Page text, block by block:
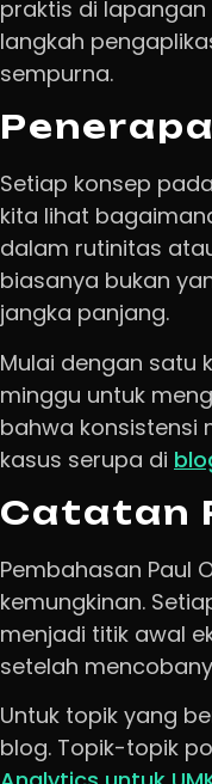
praktis di
langkah
sempurna.
Setiap konsep
kita lihat
dalam rutinitas
biasanya bukan
jangka panjang.
Mulai dengan satu
minggu untuk
bahwa konsistensi
kasus serupa di
Catatan
Pembahasan Paul
kemungkinan.
menjadi titik awal
setelah
Untuk topik yang
blog. Topik-topik